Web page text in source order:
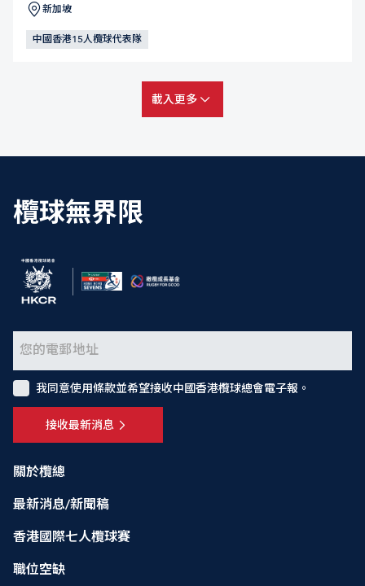
新加坡
中國香港15人欖球代表隊
載入更多
欖球無界限
關於欖總
最新消息/新聞稿
香港國際七人欖球賽
職位空缺
接收最新消息
我同意使用條款並希望接收中國香港欖球總會電子報。